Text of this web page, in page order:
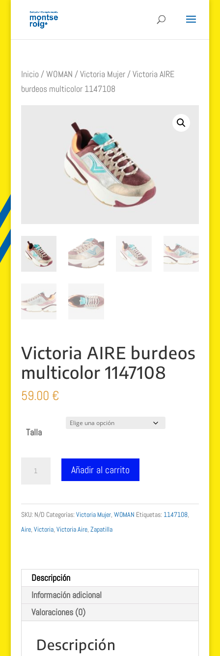
Inicio /WOMAN /Victoria Mujer/ Victoria AIRE
burdeos multicolor 1147108
Victoria AIRE burdeos
multicolor 1147108
59.00 €
Talla
Añadir al carrito
SKU: N/D Categorías: Victoria Mujer, WOMAN Etiquetas: 1147108,
Aire, Victoria, Victoria Aire, Zapatilla
Descripción
Información adicional
Valoraciones (0)
Descripción